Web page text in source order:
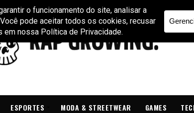
ESPORTES MODA & STREETWEAR GAMES